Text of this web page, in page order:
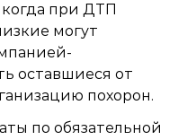
когда при ДТП
могут
оставшиеся от
похорон.
по обязательной